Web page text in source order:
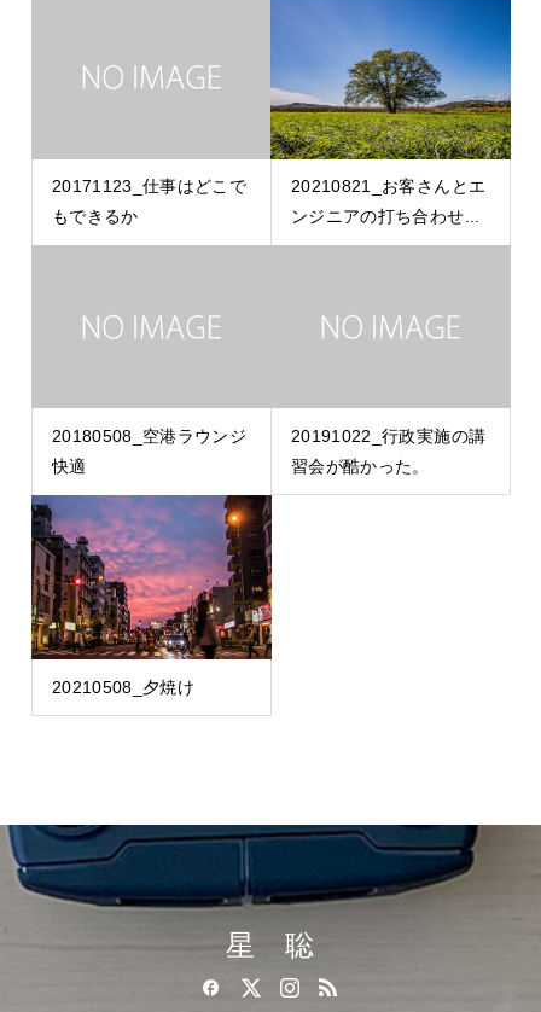
20171123_仕事はどこで
もできるか
20210821_お客さんとエ
ンジニアの打ち合わせ...
20180508_空港ラウンジ
快適
20191022_行政実施の講
習会が酷かった。
20210508_夕焼け
星 聡